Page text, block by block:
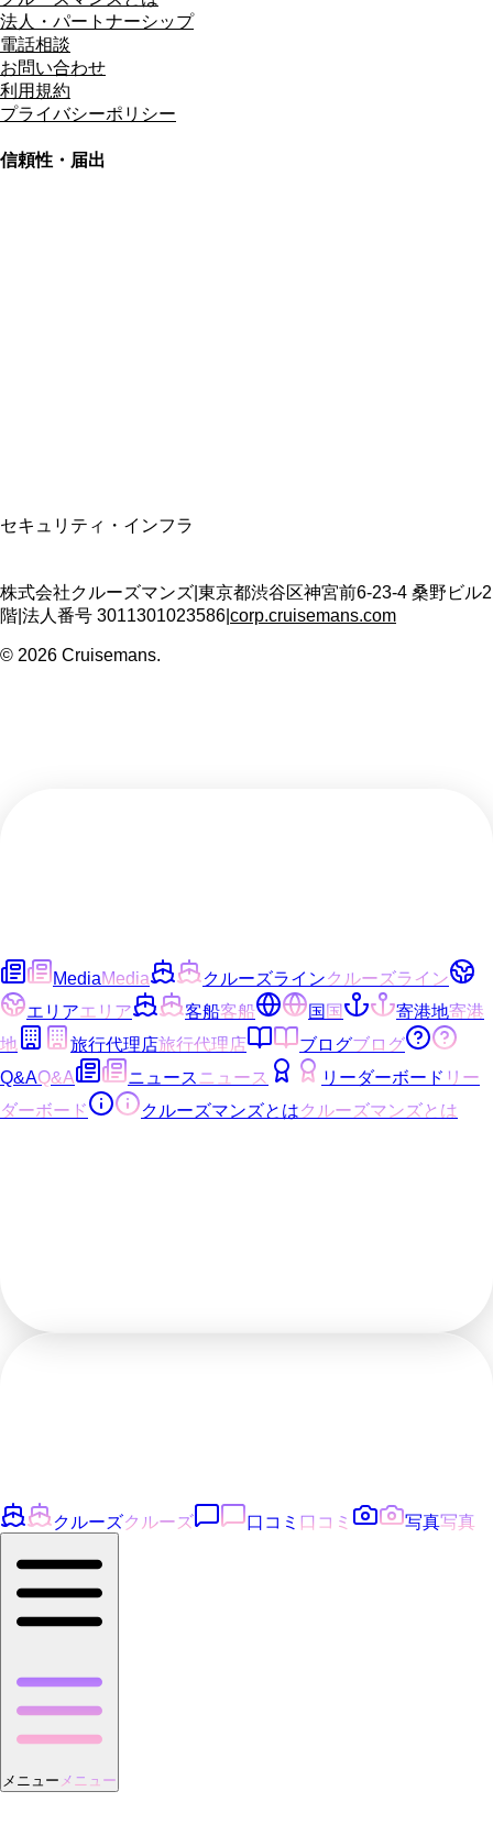
法人・パートナーシップ
電話相談
お問い合わせ
利用規約
プライバシーポリシー
信頼性・届出
セキュリティ・インフラ
株式会社クルーズマンズ 東京都渋谷区神宮前6-23-4 桑野ビル2
階 法人番号 3011301023586 corp.cruisemans.com
© 2026 Cruisemans.
MediaMedia クルーズラインクルーズライン
エリアエリア 客船客船 国国 寄港地寄港
地
旅行代理店旅行代理店 ブログブログ
Q&AQ&A ニュース ニュース リーダーボード リー
ダーボード
クルーズマンズとはクルーズマンズとは
クルーズクルーズ 口コミ 口コミ 写真写真
メニュー メニュー